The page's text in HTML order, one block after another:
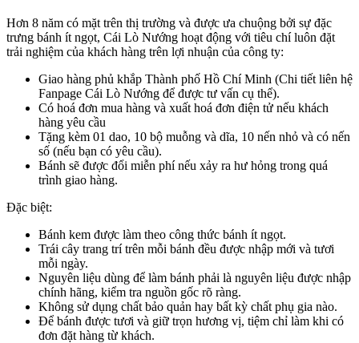
Hơn 8 năm có mặt trên thị trường và được ưa chuộng bởi sự đặc
trưng bánh ít ngọt, Cái Lò Nướng hoạt động với tiêu chí luôn đặt
trải nghiệm của khách hàng trên lợi nhuận của công ty:
Giao hàng phủ khắp Thành phố Hồ Chí Minh (Chi tiết liên hệ
Fanpage Cái Lò Nướng để được tư vấn cụ thể).
Có hoá đơn mua hàng và xuất hoá đơn điện tử nếu khách
hàng yêu cầu
Tặng kèm 01 dao, 10 bộ muỗng và dĩa, 10 nến nhỏ và có nến
số (nếu bạn có yêu cầu).
Bánh sẽ được đổi miễn phí nếu xảy ra hư hỏng trong quá
trình giao hàng.
Đặc biệt:
Bánh kem được làm theo công thức bánh ít ngọt.
Trái cây trang trí trên mỗi bánh đều được nhập mới và tươi
mỗi ngày.
Nguyên liệu dùng để làm bánh phải là nguyên liệu được nhập
chính hãng, kiểm tra nguồn gốc rõ ràng.
Không sử dụng chất bảo quản hay bất kỳ chất phụ gia nào.
Để bánh được tươi và giữ trọn hương vị, tiệm chỉ làm khi có
đơn đặt hàng từ khách.